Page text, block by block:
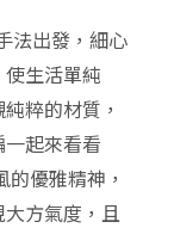
法出發，細心
生活單純
粹的材質，
起來看看
優雅精神，
方氣度，且